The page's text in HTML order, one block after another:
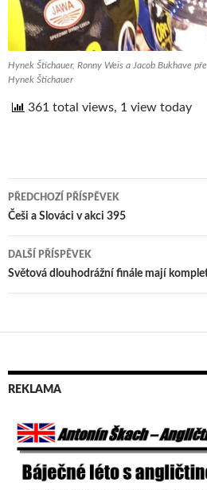
Hynek Štichauer, Ronny Weis a Jacob Bukhave
Hynek Štichauer
361 total views, 1 view today
Navigace
pro
příspěvek
PŘEDCHOZÍ PŘÍSPĚVEK
Češi a Slováci v akci 395
DALŠÍ PŘÍSPĚVEK
Světová dlouhodrážní finále mají
REKLAMA